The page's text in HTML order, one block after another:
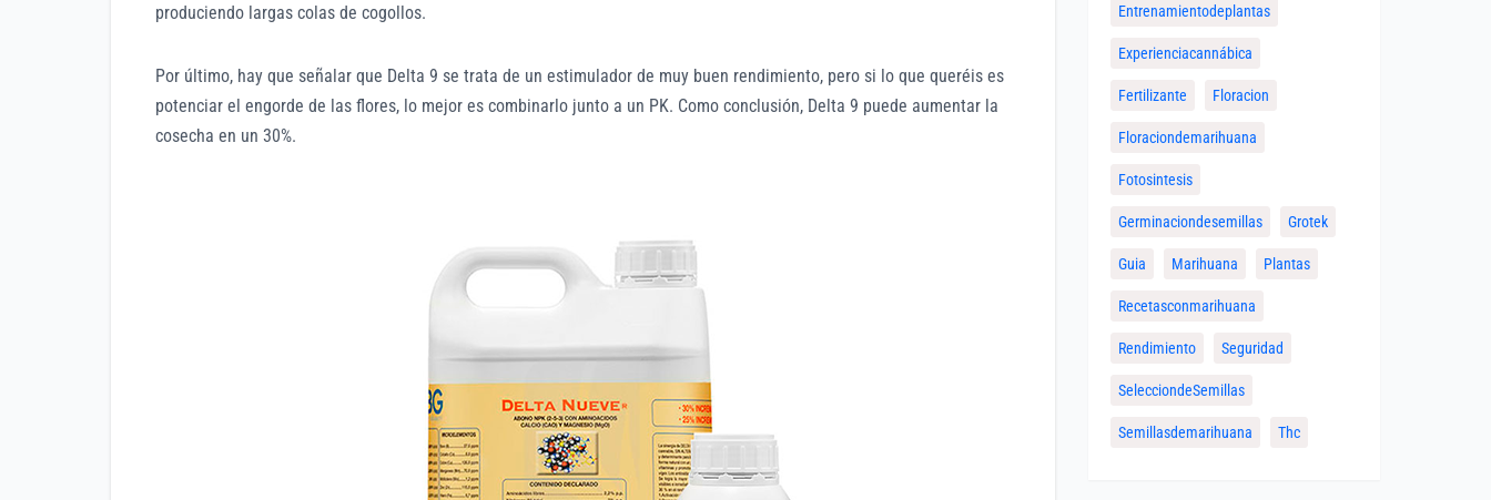
produciendo largas colas de cogollos.
Por último, hay que señalar que Delta 9 se trata de un estimulador de muy buen rendimiento, pero si lo que queréis es
potenciar el engorde de las flores, lo mejor es combinarlo junto a un PK. Como conclusión, Delta 9 puede aumentar la
cosecha en un 30%.
Entrenamientodeplantas
Experienciacannábica
Fertilizante Floracion
Floraciondemarihuana
Fotosintesis
Germinaciondesemillas Grotek
Guia Marihuana Plantas
Recetasconmarihuana
Rendimiento Seguridad
SelecciondeSemillas
Semillasdemarihuana Thc